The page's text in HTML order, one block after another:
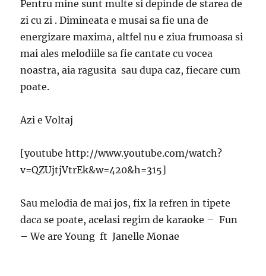
Pentru mine sunt multe si depinde de starea de
zi cu zi . Dimineata e musai sa fie una de
energizare maxima, altfel nu e ziua frumoasa si
mai ales melodiile sa fie cantate cu vocea
noastra, aia ragusita sau dupa caz, fiecare cum
poate.
Azi e Voltaj
[youtube http://www.youtube.com/watch?
v=QZUjtjVtrEk&w=420&h=315]
Sau melodia de mai jos, fix la refren in tipete
daca se poate, acelasi regim de karaoke – Fun
– We are Young ft Janelle Monae